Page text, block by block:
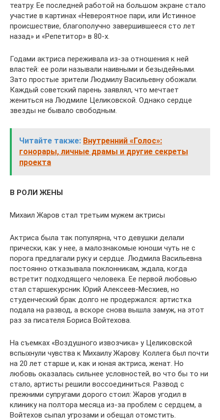
театру. Ее последней работой на большом экране стало
участие в картинах «Невероятное пари, или Истинное
происшествие, благополучно завершившееся сто лет
назад» и «Репетитор» в 80-х.
Годами актриса переживала из-за отношения к ней
властей: ее роли называли наивными и безыдейными.
Зато простые зрители Людмилу Васильевну обожали.
Каждый советский парень заявлял, что мечтает
жениться на Людмиле Целиковской. Однако сердце
звезды не бывало свободным.
Читайте также: Внутренний «Голос»:
гонорары, личные драмы и другие секреты
проекта
В РОЛИ ЖЕНЫ
Михаил Жаров стал третьим мужем актрисы
Актриса была так популярна, что девушки делали
прически, как у нее, а малознакомые юноши чуть не с
порога предлагали руку и сердце. Людмила Васильевна
постоянно отказывала поклонникам, ждала, когда
встретит подходящего человека. Ее первой любовью
стал старшекурсник Юрий Алексеев-Месхиев, но
студенческий брак долго не продержался: артистка
подала на развод, а вскоре снова вышла замуж, на этот
раз за писателя Бориса Войтехова.
На съемках «Воздушного извозчика» у Целиковской
вспыхнули чувства к Михаилу Жарову. Коллега был почти
на 20 лет старше и, как и юная актриса, женат. Но
любовь оказалась сильнее условностей, во что бы то ни
стало, артисты решили воссоединиться. Развод с
прежними супругами дорого стоил: Жаров угодил в
клинику на полтора месяца из-за проблем с сердцем, а
Войтехов сыпал угрозами и обещал отомстить.